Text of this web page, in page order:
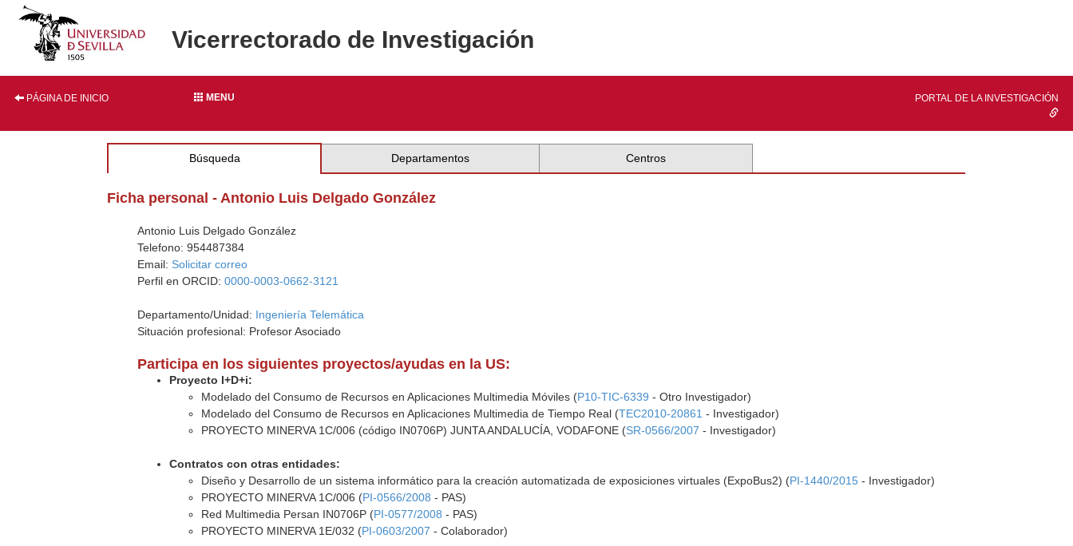
Vicerrectorado de Investigación
PÁGINA DE INICIO MENU PORTAL DE LA INVESTIGACIÓN
Búsqueda Departamentos Centros
Ficha personal - Antonio Luis Delgado González
Antonio Luis Delgado González
Telefono: 954487384
Email: Solicitar correo
Perfil en ORCID:0000-0003-0662-3121
Departamento/Unidad: Ingeniería Telemática
Situación profesional: Profesor Asociado
Participa en los siguientes proyectos/ayudas en la US:
Proyecto I+D+i:
Modelado del Consumo de Recursos en Aplicaciones Multimedia Móviles (P10-TIC-6339 - Otro Investigador)
Modelado del Consumo de Recursos en Aplicaciones Multimedia de Tiempo Real (TEC2010-20861 - Investigador)
PROYECTO MINERVA 1C/006 (código IN0706P) JUNTA ANDALUCÍA, VODAFONE (SR-0566/2007 - Investigador)
Contratos con otras entidades:
Diseño y Desarrollo de un sistema informático para la creación automatizada de exposiciones virtuales (ExpoBus2) (PI-1440/2015 - Investigador)
PROYECTO MINERVA 1C/006 (PI-0566/2008 - PAS)
Red Multimedia Persan IN0706P (PI-0577/2008 - PAS)
PROYECTO MINERVA 1E/032 (PI-0603/2007 - Colaborador)